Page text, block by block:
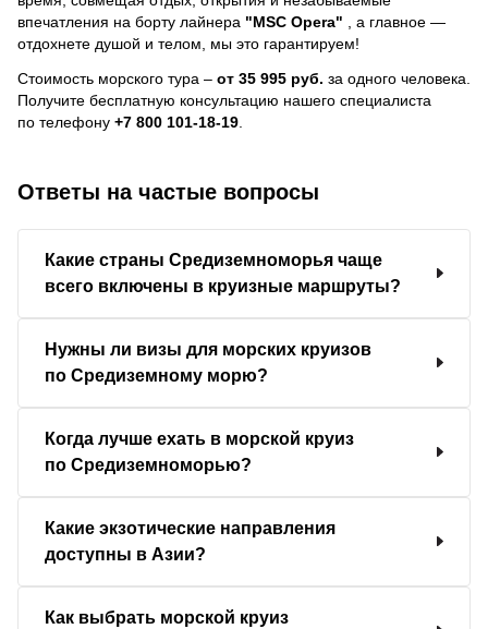
впечатления на борту лайнера "MSC Opera"
, a главное —
отдохнете душой и телом, мы это гарантируем!
Стоимость морского тура – от 35 995 руб. за одного человека.
Получите бесплатную консультацию нашего специалиста
по телефону +7 800 101-18-19
Ответы на частые вопросы
Какие страны Средиземноморья чаще
всего включены в круизные маршруты?
Нужны ли визы для морских круизов
по Средиземному морю?
Когда лучше ехать в морской круиз
по Средиземноморью?
Какие экзотические направления
доступны в Азии?
Как выбрать морской круиз